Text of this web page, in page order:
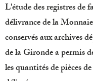
L'étude des registres de
délivrance de la
conservés aux archives
de la Gironde a permis
les quantités de pièces